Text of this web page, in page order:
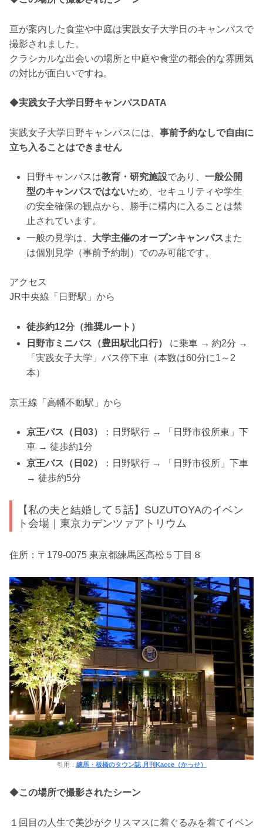
亘が案内した食堂や中庭は実践女子大学日のキャンパスで
撮影されました。
クラシカルな出会いの場所と中庭や食堂の都会的な雰囲気
の対比が面白いですね。
◆実践女子大学日野キャンパスDATA
実践女子大学日野キャンパスには、 事前予約なしで自由に
立ち入ることはできません
日野キャンパスは教育・研究施設であり、一般公開
型のキャンパスではないため、セキュリティや学生
の安全確保の観点から、勝手に構内に入ることは禁
止されています。
一般の見学は、 大学主催のオープンキャンパス また
は個別見学（事前予約制）でのみ可能です。
アクセス
JR中央線「日野駅」から
徒歩約12分（推奨ルート）
日野市ミニバス（豊田駅北口行）
に乗車 → 約2分 →
「実践女子大学」バス停下車（本数は60分に1～2
本）
京王線「高幡不動駅」から
京王バス（日03）
：日野駅行 → 「日野市役所東」下
車 → 徒歩約1分
京王バス（日02）
：日野駅行 → 「日野市役所」下車
→ 徒歩約5分
【私の夫と結婚して５話】SUZUTOYAのイベン
ト会場｜東京カデンツァアトリウム
住所：〒179-0075 東京都練馬区高松５丁目８
引用： 練馬・板橋のタウン誌 月刊Kacce（かっせ）
◆この場所で撮影されたシーン
１回目の人生で美沙がクリスマスに着ぐるみを着てイベン